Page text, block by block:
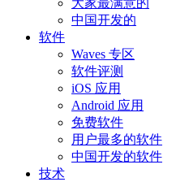
中国开发的
软件
Waves 专区
软件评测
iOS 应用
Android 应用
免费软件
用户最多的软件
中国开发的软件
技术